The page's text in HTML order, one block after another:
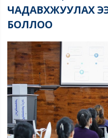
ЧАДАВХЖУУЛАХ
БОЛЛОО